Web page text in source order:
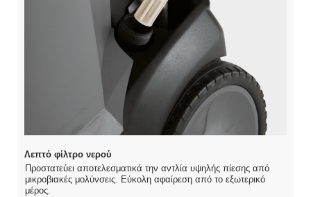
Λεπτό φίλτρο νερού
Προστατεύει αποτελεσματικά την αντλία υψηλής πίεσης από
μικροβιακές μολύνσεις. Εύκολη αφαίρεση από το εξωτερικό
μέρος.